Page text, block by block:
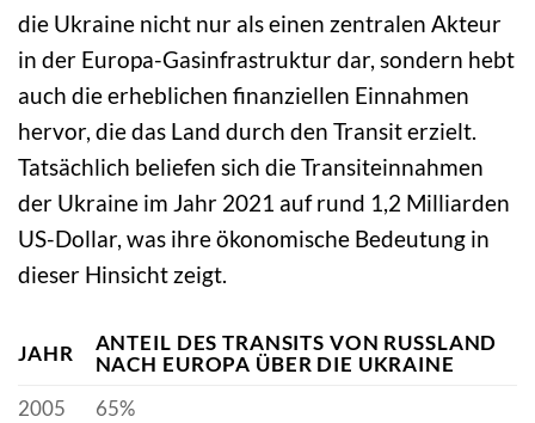
die Ukraine nicht nur als einen zentralen Akteur
in der Europa-Gasinfrastruktur dar, sondern hebt
auch die erheblichen finanziellen Einnahmen
hervor, die das Land durch den Transit erzielt.
Tatsächlich beliefen sich die Transiteinnahmen
der Ukraine im Jahr 2021 auf rund 1,2 Milliarden
US-Dollar, was ihre ökonomische Bedeutung in
dieser Hinsicht zeigt.
JAHR
ANTEIL DES TRANSITS VON RUSSLAND
NACH EUROPA ÜBER DIE UKRAINE
2005
65%